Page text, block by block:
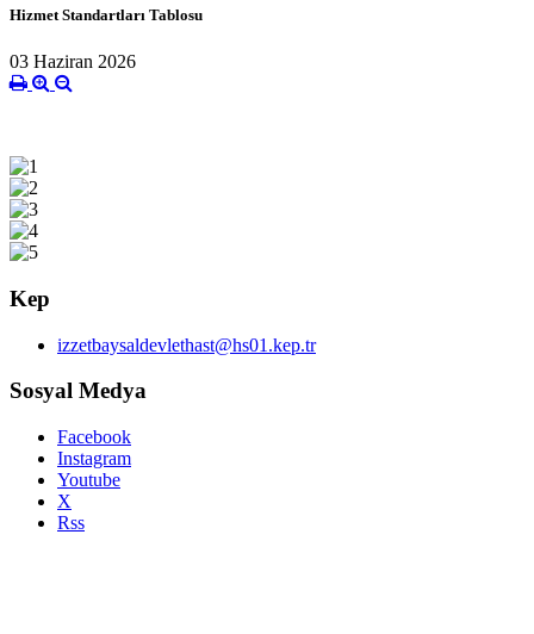
Hizmet Standartları Tablosu
03 Haziran 2026
Kep
izzetbaysaldevlethast@hs01.kep.tr
Sosyal Medya
Facebook
Instagram
Youtube
X
Rss